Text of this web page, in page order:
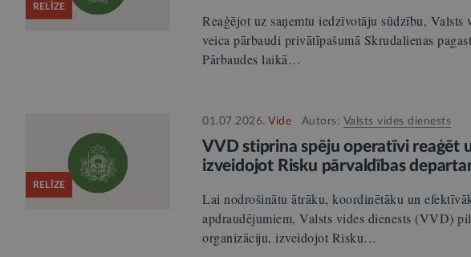
RELĪZE
Reaģējot uz saņemtu iedzīvotāju sūdzību,
veica pārbaudi privātīpašumā Skrudalienas
Pārbaudes laikā…
RELĪZE
01.07.2026. Vide Autors: Valsts vides dienests
VVD stiprina spēju operatīvi reaģēt
izveidojot Risku pārvaldības
Lai nodrošinātu ātrāku, koordinētāku un
apdraudējumiem, Valsts vides dienests (VVD)
organizāciju, izveidojot Risku…